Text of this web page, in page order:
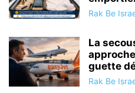
Rak Be
La
guette
Rak Be